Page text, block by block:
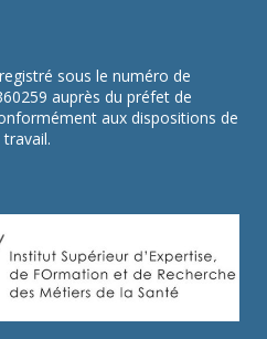
sous le numéro de
auprès du préfet de
aux dispositions de
travail.